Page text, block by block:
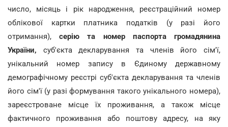
число, місяць і рік народження, реєстраційний номер
облікової картки платника податків (у разі його
отримання),серію та номер паспорта громадянина
України, суб'єкта декларування та членів його сім'ї,
унікальний номер запису в Єдиному державному
демографічному реєстрі суб'єкта декларування та членів
його сім'ї (у разі формування такого унікального номера),
зареєстроване місце їх проживання, а також місце
фактичного проживання або поштову адресу, на яку